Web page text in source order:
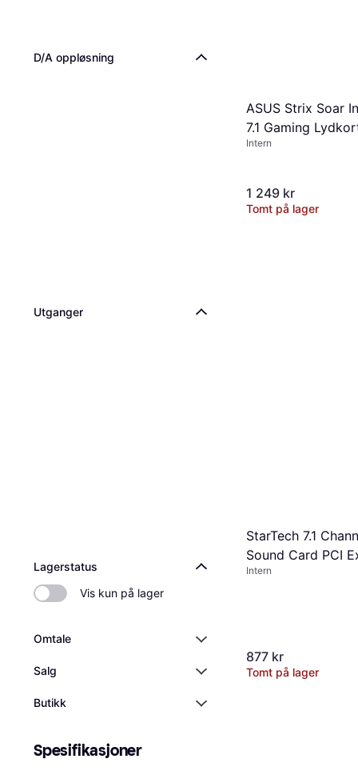
D/A oppløsning
Utganger
Lagerstatus
Vis kun på lager
Omtale
Salg
Butikk
Spesifikasjoner
ASUS Strix Soar
7.1 Gaming
Intern
1 249 kr
Tomt på lager
StarTech 7.1
Sound Card PCI
Intern
877 kr
Tomt på lager